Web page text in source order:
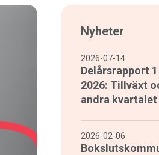
Nyheter
2026-07-14
Delårsrapport
2026: Tillväxt
andra kvartalet
2026-02-06